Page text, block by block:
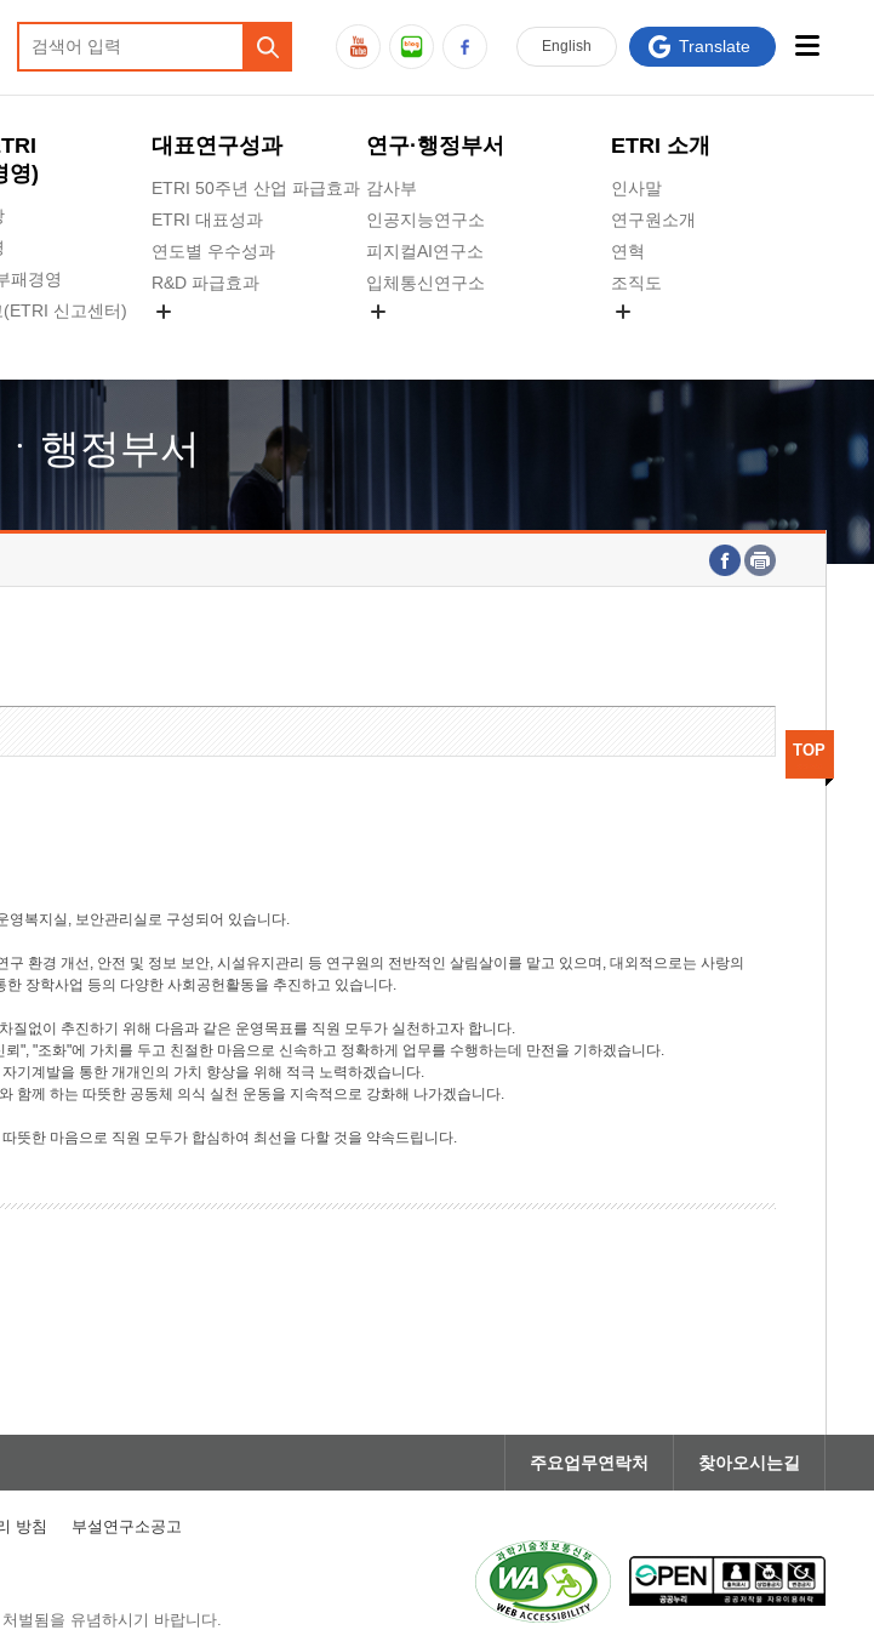
영)
패경영
신고센터)
황
대표연구성과
ETRI 50주년 산업 파급효과
ETRI 대표성과
연도별 우수성과
R&D 파급효과
연구·행정부서
감사부
인공지능연구소
피지컬AI연구소
입체통신연구소
호남권연구본부
기획본부
ETRI 소개
인사말
연구원소개
연혁
조직도
연구원 고객헌장
주요업무연락처
English Translate
행정부서
영복지실, 보안관리실로 구성되어 있습니다.
구 환경 개선, 안전 및 정보 보안, 시설유지관리 등 연구원의 전반적인 살림살이를 맡고 있으며, 대외적으로는 사랑의
한 장학사업 등의 다양한 사회공헌활동을 추진하고 있습니다.
질없이 추진하기 위해 다음과 같은 운영목표를 직원 모두가 실천하고자 합니다.
뢰", "조화"에 가치를 두고 친절한 마음으로 신속하고 정확하게 업무를 수행하는데 만전을 기하겠습니다.
기계발을 통한 개개인의 가치 향상을 위해 적극 노력하겠습니다.
함께 하는 따뜻한 공동체 의식 실천 운동을 지속적으로 강화해 나가겠습니다.
뜻한 마음으로 직원 모두가 합심하여 최선을 다할 것을 약속드립니다.
TOP
주요업무연락처 찾아오시는길
방침 부설연구소공고
벌됨을 유념하시기 바랍니다.